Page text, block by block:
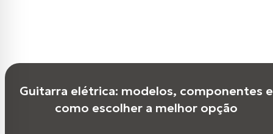
Guitarra elétrica: modelos, componentes e
como escolher a melhor opção